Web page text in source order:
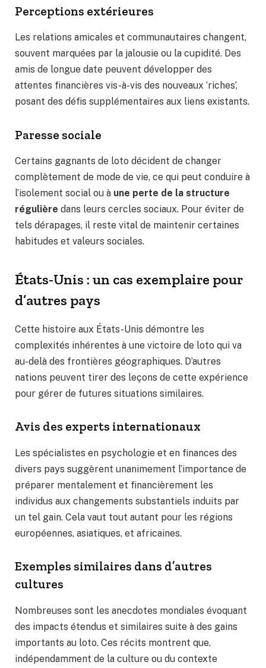
Perceptions extérieures
Les relations amicales et communautaires changent,
souvent marquées par la jalousie ou la cupidité. Des
amis de longue date peuvent développer des
attentes financières vis-à-vis des nouveaux ‘riches’,
posant des défis supplémentaires aux liens existants.
Paresse sociale
Certains gagnants de loto décident de changer
complètement de mode de vie, ce qui peut conduire à
l’isolement social ou à une perte de la structure
régulière dans leurs cercles sociaux. Pour éviter de
tels dérapages, il reste vital de maintenir certaines
habitudes et valeurs sociales.
États-Unis : un cas exemplaire pour
d’autres pays
Cette histoire aux États-Unis démontre les
complexités inhérentes à une victoire de loto qui va
au-delà des frontières géographiques. D’autres
nations peuvent tirer des leçons de cette expérience
pour gérer de futures situations similaires.
Avis des experts internationaux
Les spécialistes en psychologie et en finances des
divers pays suggèrent unanimement l’importance de
préparer mentalement et financièrement les
individus aux changements substantiels induits par
un tel gain. Cela vaut tout autant pour les régions
européennes, asiatiques, et africaines.
Exemples similaires dans d’autres
cultures
Nombreuses sont les anecdotes mondiales évoquant
des impacts étendus et similaires suite à des gains
importants au loto. Ces récits montrent que,
indépendamment de la culture ou du contexte